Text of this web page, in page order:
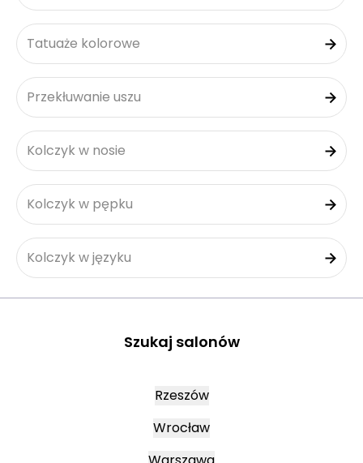
Tatuaże kolorowe
Przekłuwanie uszu
Kolczyk w nosie
Kolczyk w pępku
Kolczyk w języku
Szukaj salonów
Rzeszów
Wrocław